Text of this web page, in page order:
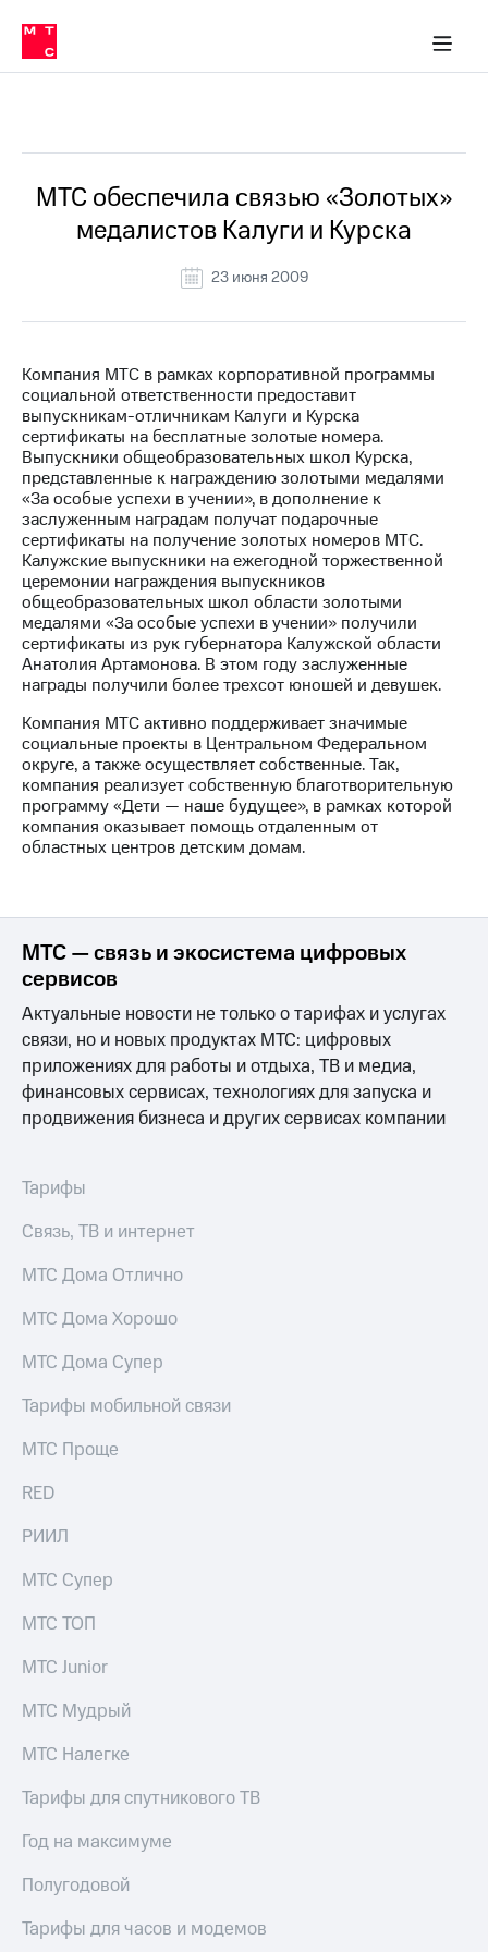
Медиа-центр
и акционерам
Устойчивое развитие
Комплаенс и деловая этика
компании
Карьера
История
компании
Руководство
Контакты
Медиа-центр
Пресс-
релизы
МТС
о технологиях
Достижения
Интервью
Финансовая
отчетность
Контакты
Новости
в
регионе
и акционерам
секретарь
Раскрытие
Информация
акционерам
Документы
ПАО
"МТС"
Собрания
Акционерный
Контроль
аудит
Рынок
акций
Описание
Программа
Порядок
Еврооблигации-2023
о
именных
облигаций
Другое
Реквизиты
развитие
этика
На главную
в МТС
Пресс-
релизы
о технологиях
МТС обеспечила связью «Золотых»
медалистов Калуги и Курска
23 июня 2009
Компания МТС в рамках корпоративной программы
социальной ответственности предоставит
выпускникам-отличникам Калуги и Курска
сертификаты на бесплатные золотые номера.
Выпускники общеобразовательных школ Курска,
представленные к награждению золотыми медалями
«За особые успехи в учении», в дополнение к
заслуженным наградам получат подарочные
сертификаты на получение золотых номеров МТС.
Калужские выпускники на ежегодной торжественной
церемонии награждения выпускников
общеобразовательных школ области золотыми
медалями «За особые успехи в учении» получили
сертификаты из рук губернатора Калужской области
Анатолия Артамонова. В этом году заслуженные
награды получили более трехсот юношей и девушек.
Компания МТС активно поддерживает значимые
социальные проекты в Центральном Федеральном
округе, а также осуществляет собственные. Так,
компания реализует собственную благотворительную
программу «Дети — наше будущее», в рамках которой
компания оказывает помощь отдаленным от
областных центров детским домам.
МТС — связь и экосистема цифровых
сервисов
Актуальные новости не только о тарифах и услугах
связи, но и новых продуктах МТС: цифровых
приложениях для работы и отдыха, ТВ и медиа,
финансовых сервисах, технологиях для запуска и
продвижения бизнеса и других сервисах компании
Тарифы
Связь, ТВ и интернет
МТС Дома Отлично
МТС Дома Хорошо
МТС Дома Супер
Тарифы мобильной связи
МТС Проще
RED
РИИЛ
МТС Супер
МТС ТОП
МТС Junior
МТС Мудрый
МТС Налегке
Тарифы для спутникового ТВ
Год на максимуме
Полугодовой
Тарифы для часов и модемов